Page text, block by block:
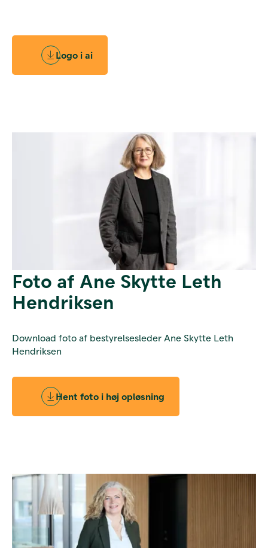
Logo i ai
Foto af Ane Skytte Leth
Hendriksen
Download foto af bestyrelsesleder Ane Skytte Leth
Hendriksen
Hent foto i høj opløsning